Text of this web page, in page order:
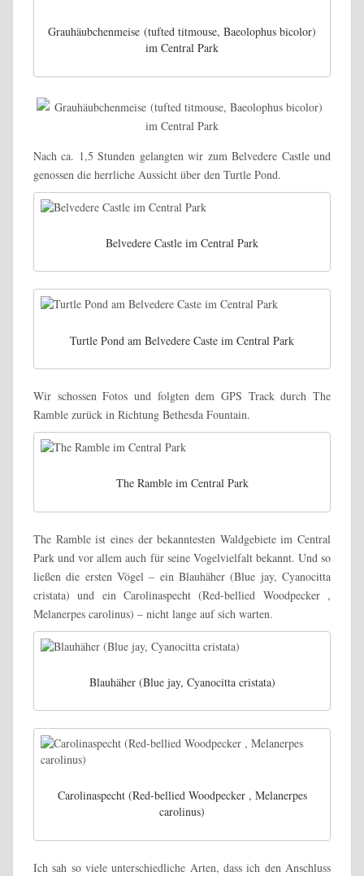
Grauhäubchenmeise (tufted titmouse, Baeolophus bicolor)
im Central Park
Nach ca. 1,5 Stunden gelangten wir zum Belvedere Castle und
genossen die herrliche Aussicht über den Turtle Pond.
Belvedere Castle im Central Park
Turtle Pond am Belvedere Caste im Central Park
Wir schossen Fotos und folgten dem GPS Track durch The
Ramble zurück in Richtung Bethesda Fountain.
The Ramble im Central Park
The Ramble ist eines der bekanntesten Waldgebiete im Central
Park und vor allem auch für seine Vogelvielfalt bekannt. Und so
ließen die ersten Vögel – ein Blauhäher (Blue jay, Cyanocitta
cristata) und ein Carolinaspecht (Red-bellied Woodpecker ,
Melanerpes carolinus) – nicht lange auf sich warten.
Blauhäher (Blue jay, Cyanocitta cristata)
Carolinaspecht (Red-bellied Woodpecker , Melanerpes
carolinus)
Ich sah so viele unterschiedliche Arten, dass ich den Anschluss